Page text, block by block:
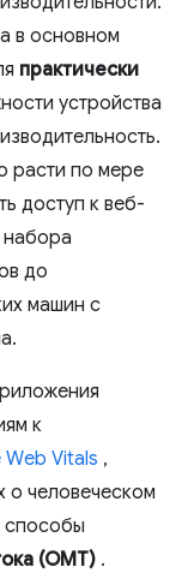
в основном
практически
устройства
расти по мере
доступ к веб-
набора
до
машин с
к
Vitals ,
о человеческом
способы
(OMT) .